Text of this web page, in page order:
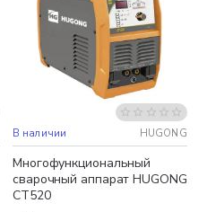
Бесплатная доставка
В наличии HUGONG
Многофункциональный
сварочный аппарат HUGONG
CT520